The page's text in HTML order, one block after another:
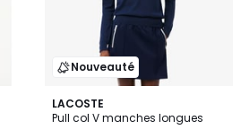
Nouveauté
LACOSTE
Pull col V manches longues